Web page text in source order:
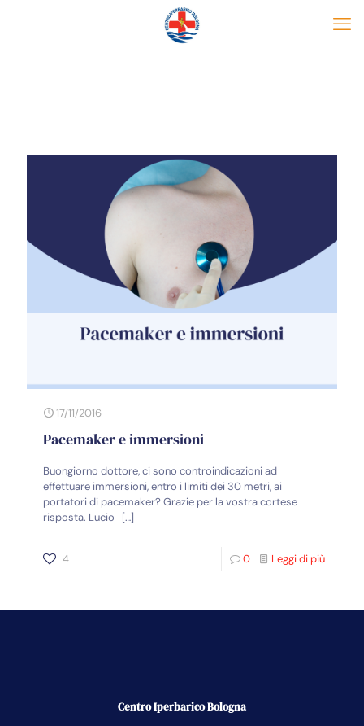
17/11/2016
Pacemaker e immersioni
Buongiorno dottore, ci sono controindicazioni ad
effettuare immersioni, entro i limiti dei 30 metri, ai
portatori di pacemaker? Grazie per la vostra cortese
risposta. Lucio
[…]
4 0 Leggi di più
Centro Iperbarico Bologna